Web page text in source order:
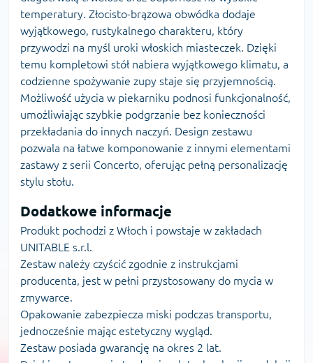
temperatury. Złocisto-brązowa obwódka dodaje
wyjątkowego, rustykalnego charakteru, który
przywodzi na myśl uroki włoskich miasteczek. Dzięki
temu kompletowi stół nabiera wyjątkowego klimatu, a
codzienne spożywanie zupy staje się przyjemnością.
Możliwość użycia w piekarniku podnosi funkcjonalność,
umożliwiając szybkie podgrzanie bez konieczności
przekładania do innych naczyń. Design zestawu
pozwala na łatwe komponowanie z innymi elementami
zastawy z serii Concerto, oferując pełną personalizację
stylu stołu.
Dodatkowe informacje
Produkt pochodzi z Włoch i powstaje w zakładach
UNITABLE s.r.l.
Zestaw należy czyścić zgodnie z instrukcjami
producenta, jest w pełni przystosowany do mycia w
zmywarce.
Opakowanie zabezpiecza miski podczas transportu,
jednocześnie mając estetyczny wygląd.
Zestaw posiada gwarancję na okres 2 lat.